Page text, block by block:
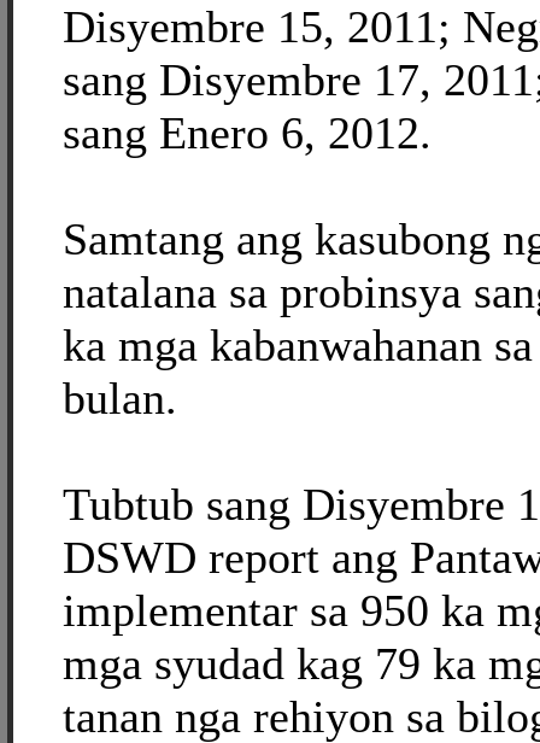
Disyembre 15, 2011;
sang Disyembre 17,
sang Enero 6, 2012.
Samtang ang kasubong
natalana sa probinsya
ka mga kabanwahanan
bulan.
Tubtub sang Disyembre
DSWD report ang
implementar sa 950 ka
mga syudad kag 79 ka
tanan nga rehiyon sa